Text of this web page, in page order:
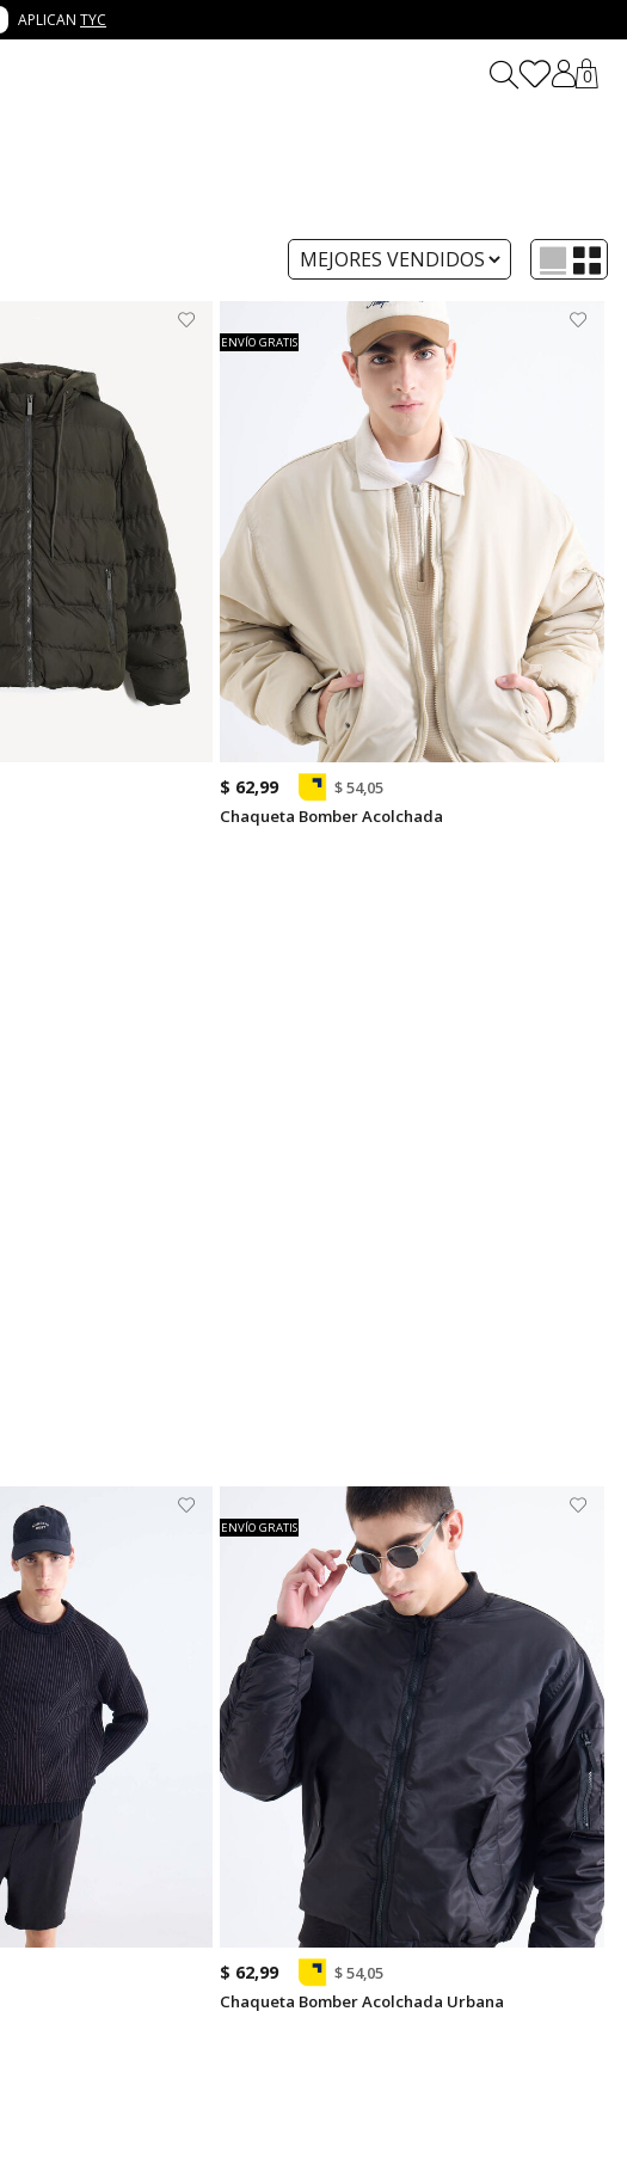
APLICAN TYC
0
ENVÍO GRATIS
$ 62,99
$ 54,05
Chaqueta Bomber Acolchada
ENVÍO GRATIS
$ 62,99
$ 54,05
Chaqueta Bomber Acolchada Urbana